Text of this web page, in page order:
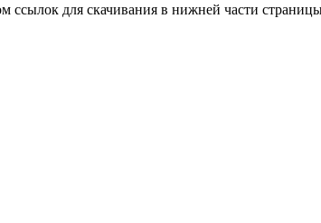
ссылок для скачивания в нижней части